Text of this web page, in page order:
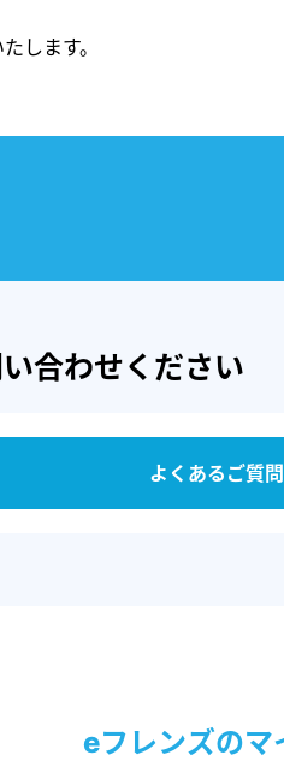
たします。
合わせください
よくあるご質問
eフレンズのマ